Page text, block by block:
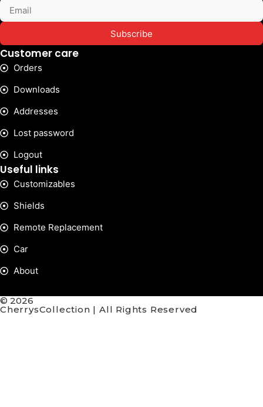
Subscribe
Customer care
Orders
Downloads
Addresses
Lost password
Logout
Useful links
Customizables
Shields
Remote Replacement
Car
About
© 2026
CherrysCollection | All Rights Reserved